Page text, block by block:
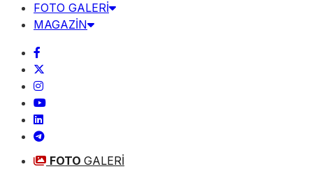
FOTO GALERİ
MAGAZİN
FOTO GALERİ